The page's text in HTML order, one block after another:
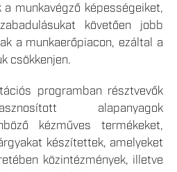
munkavégző képességeiket,
követően jobb
a munkaerőpiacon, ezáltal a
csökkenjen.
programban résztvevők
alapanyagok
kézműves termékeket,
készítettek, amelyeket
közintézmények, illetve